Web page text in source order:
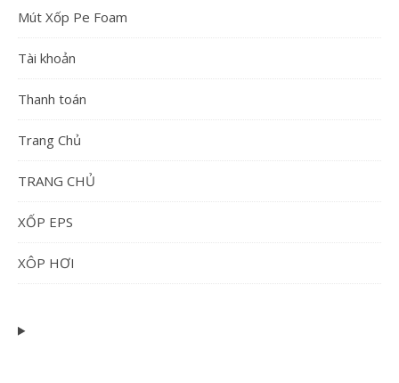
Mút Xốp Pe Foam
Tài khoản
Thanh toán
Trang Chủ
TRANG CHỦ
XỐP EPS
XÔP HƠI